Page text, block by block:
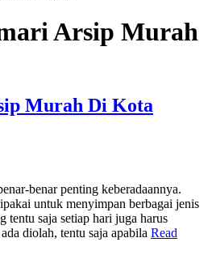
Arsip Murah
Murah Di Kota
benar penting keberadaannya.
untuk menyimpan berbagai jenis
tentu saja setiap hari juga harus
diolah, tentu saja apabila Read